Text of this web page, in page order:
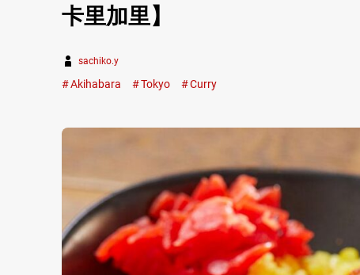
卡里加里】
sachiko.y
Akihabara Tokyo Curry